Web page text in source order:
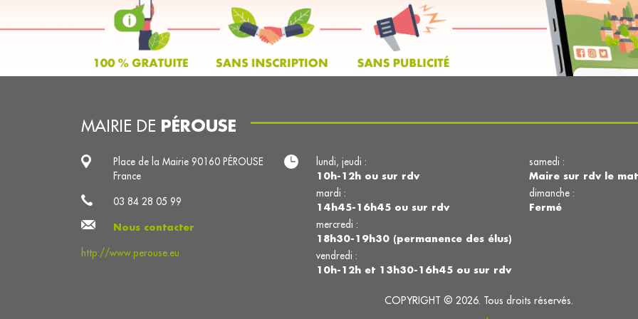
MAIRIE DE PÉROUSE
Place de la Mairie 90160 PÉROUSE
France
03 84 28 05 99
Nous contacter
http://www.perouse.eu
lundi, jeudi :
10h-12h ou sur rdv
mardi :
14h45-16h45 ou sur rdv
mercredi :
18h30-19h30 (permanence des élus)
vendredi :
10h-12h et 13h30-16h45 ou sur rdv
samedi :
Maire sur rdv le
dimanche :
Fermé
COPYRIGHT © 2026. Tous droits réservés.